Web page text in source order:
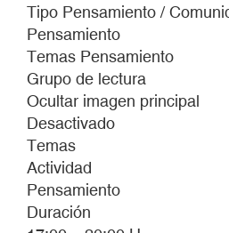
IMPERIOS
Y
MÁS
Tipo Pensamiento /
Pensamiento
Temas Pensamiento
Grupo de lectura
Ocultar imagen principal
Desactivado
Temas
Actividad
Pensamiento
Duración